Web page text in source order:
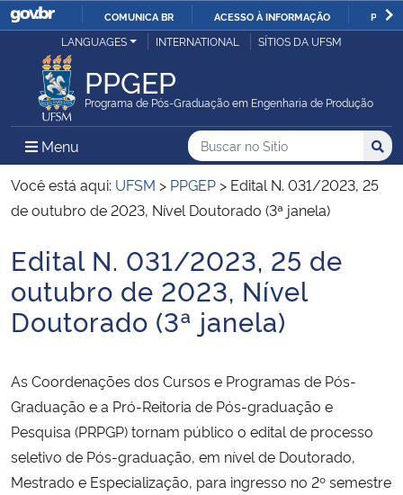
IR
COMUNICA BR ACESSO À INFORMAÇÃO
Ministério da Justiça e Segurança Pública
Ministério da Defesa
Ministério das Relações Exteriores
Ministério da Infraestrutura
Ministério da Agricultura, Pecuária e Abastecimento
Ministério da Cidadania
Ministério da Saúde
LANGUAGES INTERNATIONAL SÍTIOS DA UFSM
PPGEP
Programa de Pós-Graduação em Engenharia de Produção
Menu Menu Principal do Sítio
Busca
Buscar no no Sítio
Busca:
Você está aqui: UFSM > PPGEP > Edital N. 031/2023, 25
de outubro de 2023, Nível Doutorado (3ª janela)
Início do conteúdo
Edital N. 031/2023, 25 de
outubro de 2023, Nível
Doutorado (3ª janela)
As Coordenações dos Cursos e Programas de Pós-
Graduação e a Pró-Reitoria de Pós-graduação e
Pesquisa (PRPGP) tornam público o edital de processo
seletivo de Pós-graduação, em nível de Doutorado,
Mestrado e Especialização, para ingresso no 2º semestre